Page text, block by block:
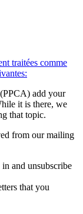
traitées comme
add your
it is there, we
that topic.
from our mailing
and unsubscribe
that you